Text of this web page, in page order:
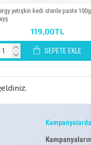
yeti̇şki̇n kedi̇ sterile paste
119,00TL
SEPETE EKLE